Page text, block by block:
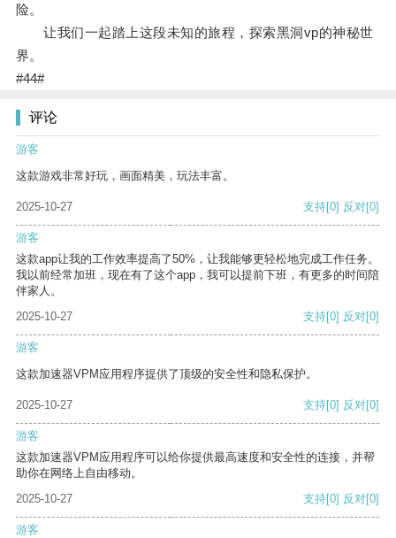
险。
让我们一起踏上这段未知的旅程，探索黑洞vp的神秘世
界。
#44#
评论
游客
这款游戏非常好玩，画面精美，玩法丰富。
2025-10-27 支持[0] 反对[0]
游客
这款app让我的工作效率提高了50%，让我能够更轻松地完成工作任务。
我以前经常加班，现在有了这个app，我可以提前下班，有更多的时间陪
伴家人。
2025-10-27
支持[0] 反对[0]
游客
这款加速器VPM应用程序提供了顶级的安全性和隐私保护。
2025-10-27 支持[0] 反对[0]
游客
这款加速器VPM应用程序可以给你提供最高速度和安全性的连接，并帮
助你在网络上自由移动。
2025-10-27
支持[0] 反对[0]
游客